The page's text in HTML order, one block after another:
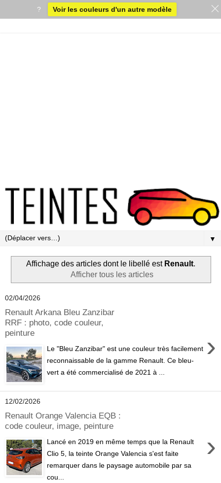
▼
Affichage des articles dont le libellé est Renault.
Afficher tous les articles
02/04/2026
Renault Arkana Bleu Zanzibar
RRF : photo, code couleur,
peinture
›
Le "Bleu Zanzibar" est une couleur très facilement
reconnaissable de la gamme Renault. Ce bleu-
vert a été commercialisé de 2021 à ...
12/02/2026
Renault Orange Valencia EQB :
code couleur, image, peinture
›
Lancé en 2019 en même temps que la Renault
Clio 5, la teinte Orange Valencia s'est faite
remarquer dans le paysage automobile par sa
cou...
? Voir les couleurs d'un autre modèle